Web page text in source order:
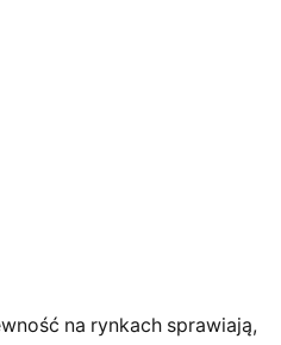
na rynkach sprawiają,